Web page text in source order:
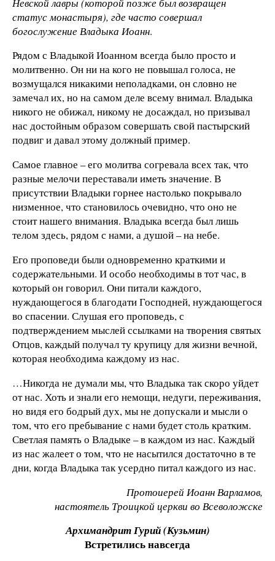
статус монастыря), где часто совершал
богослужение Владыка Иоанн.
Рядом с Владыкой Иоанном всегда было просто и
молитвенно. Он ни на кого не повышал голоса, не
возмущался никакими неполадками, он словно не
замечал их, но на самом деле всему внимал. Владыка
никого не обижал, никому не досаждал, но призывал
нас достойным образом совершать свой пастырский
подвиг и давал этому должный пример.
Самое главное – его молитва согревала всех так, что
разные мелочи переставали иметь значение. В
присутствии Владыки горнее настолько покрывало
низменное, что становилось очевидно, что оно не
стоит нашего внимания. Владыка всегда был лишь
телом здесь, рядом с нами, а душой – на небе.
Его проповеди были одновременно краткими и
содержательными. И особо необходимы в тот час, в
который он говорил. Они питали каждого,
нуждающегося в благодати Господней, нуждающегося
во спасении. Слушая его проповедь, с
подтверждением мыслей ссылками на творения святых
Отцов, каждый получал ту крупицу для жизни вечной,
которая необходима каждому из нас.
…Никогда не думали мы, что Владыка так скоро уйдет
от нас. Хоть и знали его немощи, недуги, переживания,
но видя его бодрый дух, мы не допускали и мысли о
том, что его пребывание с нами будет столь кратким.
Светлая память о Владыке – в каждом из нас. Каждый
из нас жалеет о том, что не насытился достаточно в те
дни, когда Владыка так усердно питал каждого из нас.
Протоиерей Иоанн Варламов,
настоятель Троицкой церкви во Всеволожске
Архимандрит Гурий (Кузьмин)
Встретились навсегда